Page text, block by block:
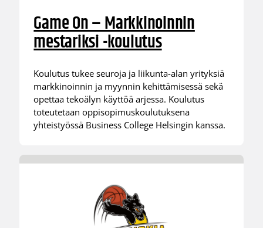
Game On – Markkinoinnin
mestariksi -koulutus
Koulutus tukee seuroja ja liikunta-alan yrityksiä
markkinoinnin ja myynnin kehittämisessä sekä
opettaa tekoälyn käyttöä arjessa. Koulutus
toteutetaan oppisopimuskoulutuksena
yhteistyössä Business College Helsingin kanssa.